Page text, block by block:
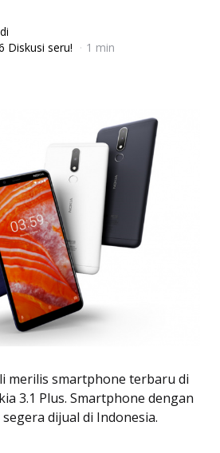
Diskusi seru! 1 min
merilis smartphone terbaru di
3.1 Plus. Smartphone dengan
dijual di Indonesia.